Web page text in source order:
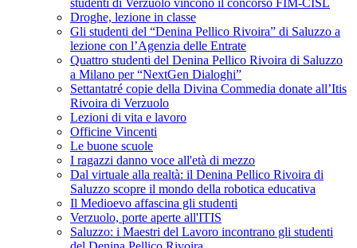
studenti di Verzuolo vincono il concorso FIM-CISL
Droghe, lezione in classe
Gli studenti del “Denina Pellico Rivoira” di Saluzzo a
lezione con l’Agenzia delle Entrate
Quattro studenti del Denina Pellico Rivoira di Saluzzo
a Milano per “NextGen Dialoghi”
Settantatré copie della Divina Commedia donate all’Itis
Rivoira di Verzuolo
Lezioni di vita e lavoro
Officine Vincenti
Le buone scuole
I ragazzi danno voce all'età di mezzo
Dal virtuale alla realtà: il Denina Pellico Rivoira di
Saluzzo scopre il mondo della robotica educativa
Il Medioevo affascina gli studenti
Verzuolo, porte aperte all'ITIS
Saluzzo: i Maestri del Lavoro incontrano gli studenti